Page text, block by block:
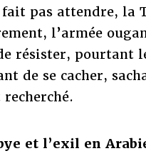
pas attendre, la
l’armée
résister, pourtant
de se cacher,
et l’exil en